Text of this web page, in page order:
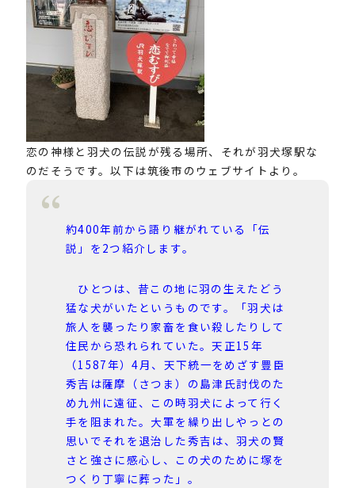
恋の神様と羽犬の伝説が残る場所、それが羽犬塚駅な
のだそうです。以下は筑後市のウェブサイトより。
約400年前から語り継がれている「伝
説」を2つ紹介します。
ひとつは、昔この地に羽の生えたどう
猛な犬がいたというものです。「羽犬は
旅人を襲ったり家畜を食い殺したりして
住民から恐れられていた。天正15年
（1587年）4月、天下統一をめざす豊臣
秀吉は薩摩（さつま）の島津氏討伐のた
め九州に遠征、この時羽犬によって行く
手を阻まれた。大軍を繰り出しやっとの
思いでそれを退治した秀吉は、羽犬の賢
さと強さに感心し、この犬のために塚を
つくり丁寧に葬った」。